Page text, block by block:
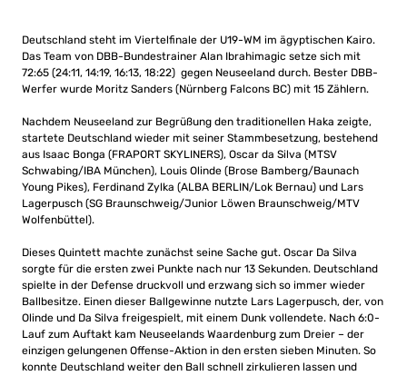
Deutschland steht im Viertelfinale der U19-WM im ägyptischen Kairo.
Das Team von DBB-Bundestrainer Alan Ibrahimagic setze sich mit
72:65 (24:11, 14:19, 16:13, 18:22) gegen Neuseeland durch. Bester DBB-
Werfer wurde Moritz Sanders (Nürnberg Falcons BC) mit 15 Zählern.
Nachdem Neuseeland zur Begrüßung den traditionellen Haka zeigte,
startete Deutschland wieder mit seiner Stammbesetzung, bestehend
aus Isaac Bonga (FRAPORT SKYLINERS), Oscar da Silva (MTSV
Schwabing/IBA München), Louis Olinde (Brose Bamberg/Baunach
Young Pikes), Ferdinand Zylka (ALBA BERLIN/Lok Bernau) und Lars
Lagerpusch (SG Braunschweig/Junior Löwen Braunschweig/MTV
Wolfenbüttel).
Dieses Quintett machte zunächst seine Sache gut. Oscar Da Silva
sorgte für die ersten zwei Punkte nach nur 13 Sekunden. Deutschland
spielte in der Defense druckvoll und erzwang sich so immer wieder
Ballbesitze. Einen dieser Ballgewinne nutzte Lars Lagerpusch, der, von
Olinde und Da Silva freigespielt, mit einem Dunk vollendete. Nach 6:0-
Lauf zum Auftakt kam Neuseelands Waardenburg zum Dreier – der
einzigen gelungenen Offense-Aktion in den ersten sieben Minuten. So
konnte Deutschland weiter den Ball schnell zirkulieren lassen und